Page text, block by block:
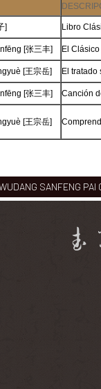
] Libro
[张三丰] El
[王宗岳] El
[张三丰] Canción
[王宗岳]
SANFENG